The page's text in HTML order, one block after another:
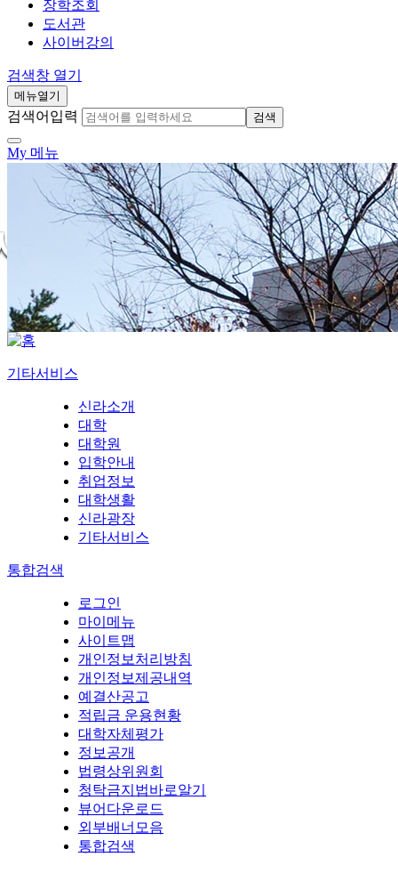
장학조회
도서관
사이버강의
검색창 열기
메뉴열기
검색어입력 검색
My 메뉴
기타서비스
신라소개
대학
대학원
입학안내
취업정보
대학생활
신라광장
기타서비스
통합검색
로그인
마이메뉴
사이트맵
개인정보처리방침
개인정보제공내역
예결산공고
적립금 운용현황
대학자체평가
정보공개
법령상위원회
청탁금지법바로알기
뷰어다운로드
외부배너모음
통합검색